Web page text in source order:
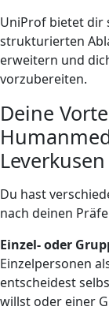
UniProf bietet dir
strukturierten
erweitern und
vorzubereiten.
Deine
Leverkusen
Du hast
nach deinen
Einzel- oder
Einzelpersonen
entscheidest
willst oder einer